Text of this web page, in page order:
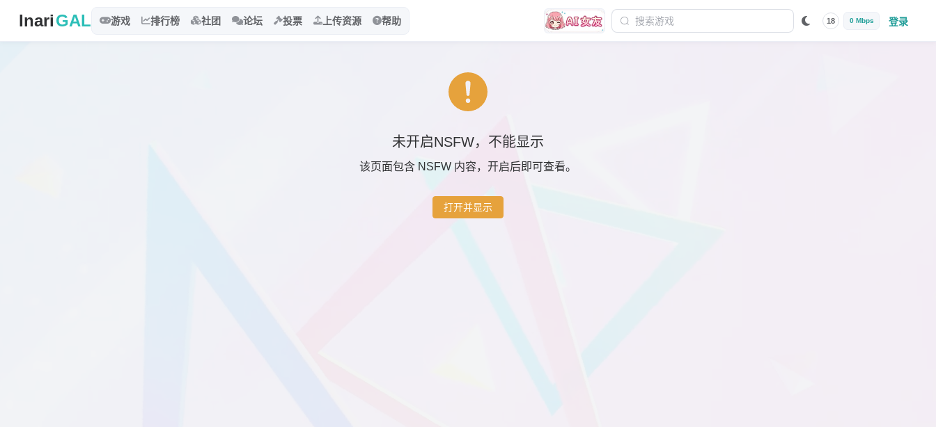
InariGAL 游戏 排行榜 社团 论坛 投票 上传资源 帮助 18 0 Mbps 登录
未开启NSFW，不能显示
该页面包含 NSFW 内容，开启后即可查看。
打开并显示